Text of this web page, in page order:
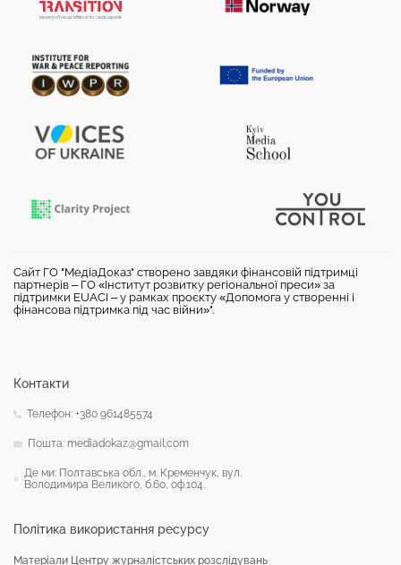
Сайт ГО "МедіаДоказ" створено завдяки фінансовій підтримці
партнерів – ГО «Інститут розвитку регіональної преси» за
підтримки EUACI – у рамках проєкту «Допомога у створенні і
фінансова підтримка під час війни»".
Політика використання ресурсу
Матеріали Центру журналістських розслідувань
Контакти
Телефон: +380 961485574
Пошта: mediadokaz@gmail.com
Де ми: Полтавська обл., м. Кременчук, вул.
Володимира Великого, б.60, оф.104.